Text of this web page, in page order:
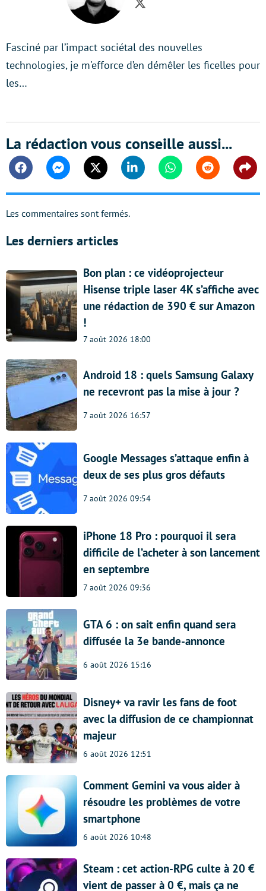
Twitter
Fasciné par l’impact sociétal des nouvelles
technologies, je m'efforce d’en démêler les ficelles pour
les…
La rédaction vous conseille aussi...
FacebookMessengerTwitter Linkedin WhatsappReddit
Les commentaires sont fermés.
Les derniers articles
Bon plan : ce vidéoprojecteur
Hisense triple laser 4K s’affiche avec
une rédaction de 390 € sur Amazon
!
7 août 2026 18:00
Android 18 : quels Samsung Galaxy
ne recevront pas la mise à jour ?
7 août 2026 16:57
Google Messages s’attaque enfin à
deux de ses plus gros défauts
7 août 2026 09:54
iPhone 18 Pro : pourquoi il sera
difficile de l’acheter à son lancement
en septembre
7 août 2026 09:36
GTA 6 : on sait enfin quand sera
diffusée la 3e bande-annonce
6 août 2026 15:16
Disney+ va ravir les fans de foot
avec la diffusion de ce championnat
majeur
6 août 2026 12:51
Comment Gemini va vous aider à
résoudre les problèmes de votre
smartphone
6 août 2026 10:48
Steam : cet action-RPG culte à 20 €
vient de passer à 0 €, mais ça ne